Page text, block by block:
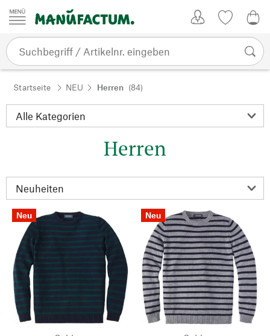
Zum Inhalt springen
Startseite NEU Herren (84)
Herren
Neu Neu